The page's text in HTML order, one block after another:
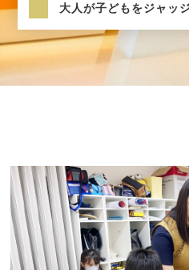
大人が子どもをジャッ